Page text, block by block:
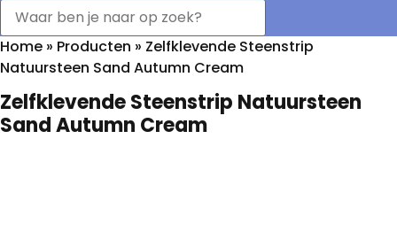
Home » Producten » Zelfklevende Steenstrip
Natuursteen Sand Autumn Cream
Zelfklevende Steenstrip Natuursteen
Sand Autumn Cream